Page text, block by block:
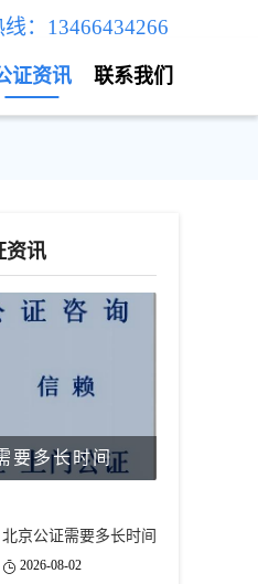
：13466434266
联系我们
证资讯
资讯
要多长时间
北京公证需要多长时间
2026-08-02